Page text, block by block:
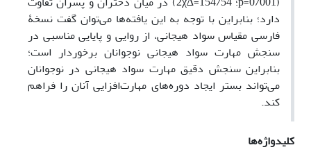
دارد؛ بنابراین با توجه به این یافته‌ها می‌توان گفت نسخۀ
فارسی مقیاس سواد هیجانی، از روایی و پایایی مناسبی در
سنجش مهارت سواد هیجانی نوجوانان برخوردار است؛
بنابراین سنجش دقیق مهارت سواد هیجانی در نوجوانان
می‌تواند بستر ایجاد دوره‌های مهارت‌افزایی آنان را فراهم
کند.
کلیدواژه‌ها